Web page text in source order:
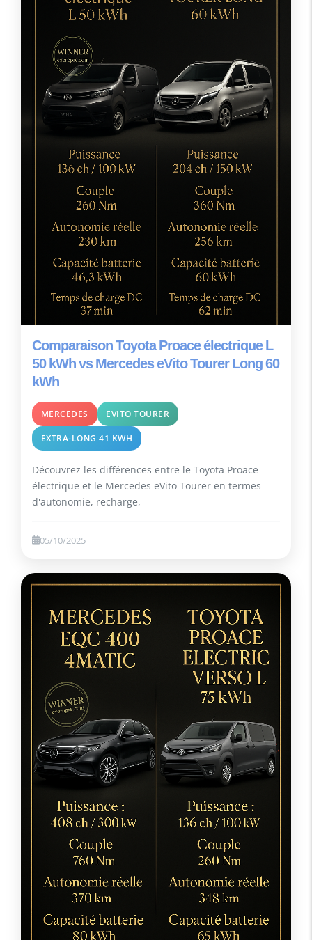
Comparaison Toyota Proace électrique L
50 kWh vs Mercedes eVito Tourer Long 60
kWh
MERCEDES EVITO TOURER
EXTRA-LONG 41 KWH
Découvrez les différences entre le Toyota Proace
électrique et le Mercedes eVito Tourer en termes
d'autonomie, recharge,
05/10/2025